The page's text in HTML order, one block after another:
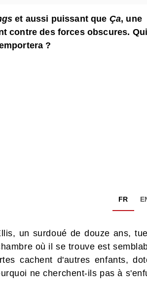
et aussi puissant que Ça, une
contre des forces obscures.
?
FR
un surdoué de douze ans,
où il se trouve est
cachent d'autres enfants,
ne cherchent-ils pas à